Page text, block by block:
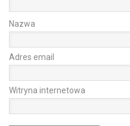
Nazwa
Adres email
Witryna internetowa